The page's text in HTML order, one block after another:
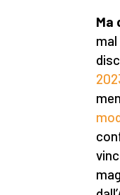
Ma
mal